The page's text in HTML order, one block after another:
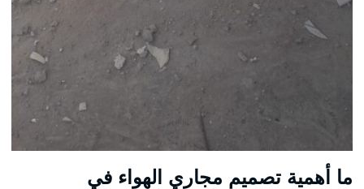
ما أهمية تصميم مجاري الهواء في